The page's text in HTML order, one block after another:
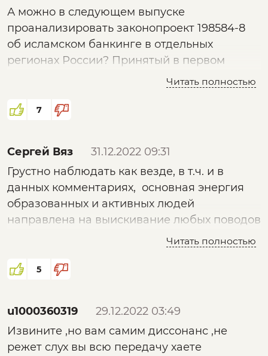
А можно в следующем выпуске
проанализировать законопроект 198584-8
об исламском банкинге в отдельных
регионах России? Принятый в первом
чтении 21.12.22. В тексте которого не
лоббирует и в каких целях?
Читать полностью
7
Сергей Вяз
31.12.2022 09:31
Грустно наблюдать как везде, в т.ч. и в
данных комментариях, основная энергия
образованных и активных людей
направлена на выискивание любых поводов
для разногласий и критики спикеров по
критику. Мол "так нельзя течь заделывать,
нас и раскатают все кому не лень по
брёвнышку.
Читать полностью
5
u1000360319
29.12.2022 03:49
Извините ,но вам самим диссонанс ,не
режет слух вы всю передачу хаете